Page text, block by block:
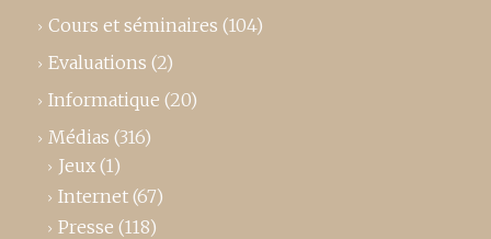
Cours et séminaires (104)
Evaluations (2)
Informatique (20)
Médias (316)
Jeux (1)
Internet (67)
Presse (118)